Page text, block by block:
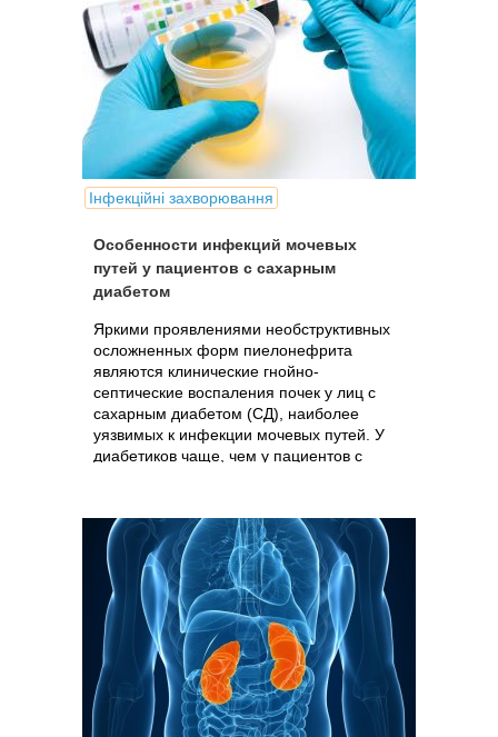
Інфекційні захворювання
Особенности инфекций мочевых
путей у пациентов с сахарным
диабетом
Яркими проявлениями необструктивных
осложненных форм пиелонефрита
являются клинические гнойно-
септические воспаления почек у лиц c
сахарным диабетом (СД), наиболее
уязвимых к инфекции мочевых путей. У
диабетиков чаще, чем у пациентов с